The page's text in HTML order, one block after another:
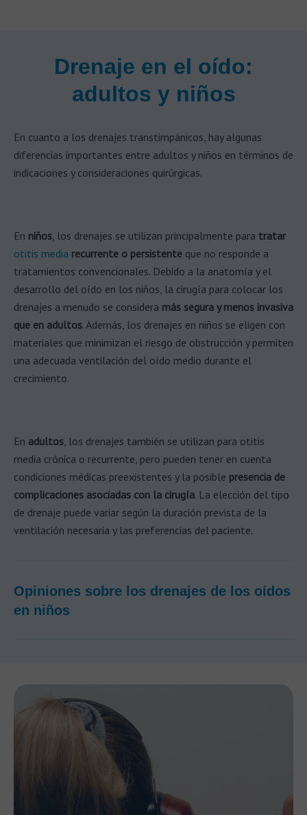
Drenaje en el oído:
adultos y niños
En cuanto a los drenajes transtimpánicos, hay algunas
diferencias importantes entre adultos y niños en términos de
indicaciones y consideraciones quirúrgicas.
En niños, los drenajes se utilizan principalmente para tratar
otitis media recurrente o persistente que no responde a
tratamientos convencionales. Debido a la anatomía y el
desarrollo del oído en los niños, la cirugía para colocar los
drenajes a menudo se considera más segura y menos invasiva
que en adultos. Además, los drenajes en niños se eligen con
materiales que minimizan el riesgo de obstrucción y permiten
una adecuada ventilación del oído medio durante el
crecimiento.
En adultos, los drenajes también se utilizan para otitis
media crónica o recurrente, pero pueden tener en cuenta
condiciones médicas preexistentes y la posible presencia de
complicaciones asociadas con la cirugía. La elección del tipo
de drenaje puede variar según la duración prevista de la
ventilación necesaria y las preferencias del paciente.
Opiniones sobre los drenajes de los oídos
en niños